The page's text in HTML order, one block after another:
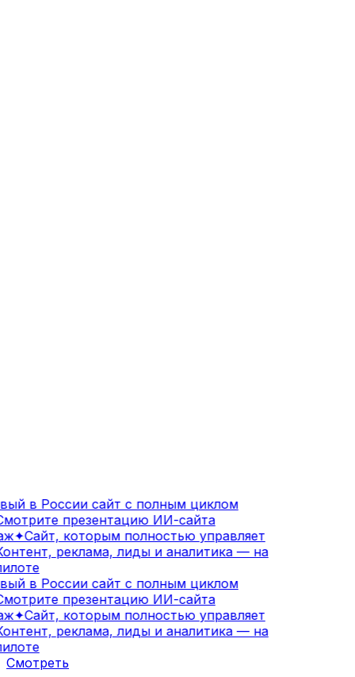
в России сайт с полным циклом
презентацию ИИ-сайта
✦Сайт, которым полностью управляет
реклама, лиды и аналитика — на
в России сайт с полным циклом
презентацию ИИ-сайта
✦Сайт, которым полностью управляет
реклама, лиды и аналитика — на
Смотреть